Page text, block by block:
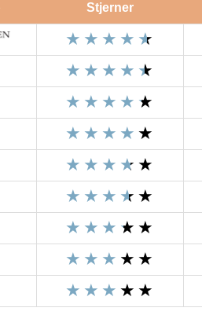
Stjerner